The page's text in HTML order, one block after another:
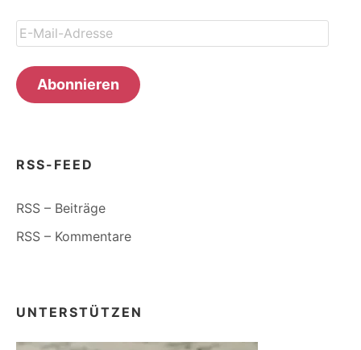
E-
Mail-
Adresse
Abonnieren
RSS-FEED
RSS – Beiträge
RSS – Kommentare
UNTERSTÜTZEN